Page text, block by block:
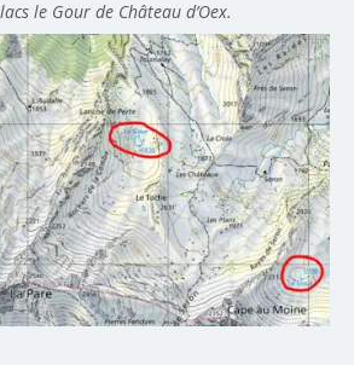
le Gour de Château d’Oex.